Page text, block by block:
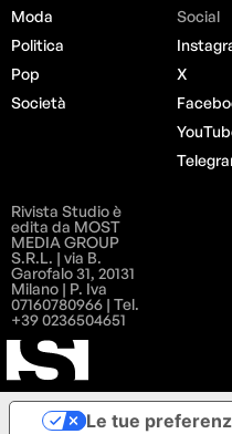
Moda
Politica
Pop
Società
Social
X
Rivista Studio è
edita da MOST
MEDIA GROUP
S.R.L. | via B.
Garofalo 31, 20131
Milano | P. Iva
07160780966 | Tel.
+39 0236504651
Le tue